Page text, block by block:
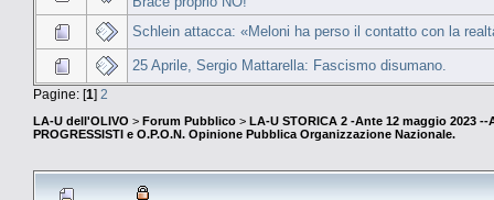
Schlein attacca: «Meloni ha perso il contatto con la
25 Aprile, Sergio Mattarella: Fascismo disumano.
Pagine: [1] 2
LA-U dell'OLIVO > Forum Pubblico > LA-U STORICA 2 -Ante 12 maggio 2023 --
PROGRESSISTI e O.P.O.N. Opinione Pubblica Organizzazione Nazionale.